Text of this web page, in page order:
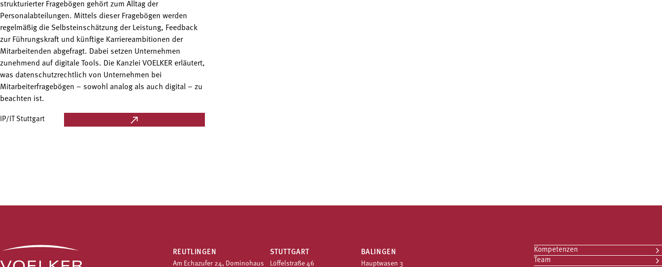
strukturierter Fragebögen gehört zum Alltag der
Personalabteilungen. Mittels dieser Fragebögen werden
regelmäßig die Selbsteinschätzung der Leistung, Feedback
zur Führungskraft und künftige Karriereambitionen der
Mitarbeitenden abgefragt. Dabei setzen Unternehmen
zunehmend auf digitale Tools. Die Kanzlei VOELKER erläutert,
was datenschutzrechtlich von Unternehmen bei
Mitarbeiterfragebögen – sowohl analog als auch digital – zu
beachten ist.
IP/IT Stuttgart
REUTLINGEN
Am Echazufer 24, Dominohaus
STUTTGART
Löffelstraße 46
BALINGEN
Hauptwasen 3
Kompetenzen
Team